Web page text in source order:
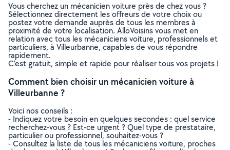
Vous cherchez un mécanicien voiture près de chez vous ?
Sélectionnez directement les offreurs de votre choix ou
postez votre demande auprès de tous les membres à
proximité de votre localisation. AlloVoisins vous met en
relation avec tous les mécaniciens voiture, professionnels et
particuliers, à Villeurbanne, capables de vous répondre
rapidement.
C’est gratuit, simple et rapide pour réaliser tous vos projets !
Comment bien choisir un mécanicien voiture à
Villeurbanne ?
Voici nos conseils :
- Indiquez votre besoin en quelques secondes : quel service
recherchez-vous ? Est-ce urgent ? Quel type de prestataire,
particulier ou professionnel, souhaitez-vous ?
- Consultez la liste de tous les mécaniciens voiture, proches